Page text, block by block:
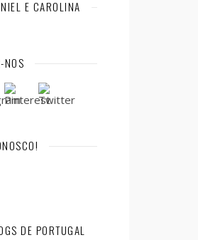
E CAROLINA
NOS
DE PORTUGAL